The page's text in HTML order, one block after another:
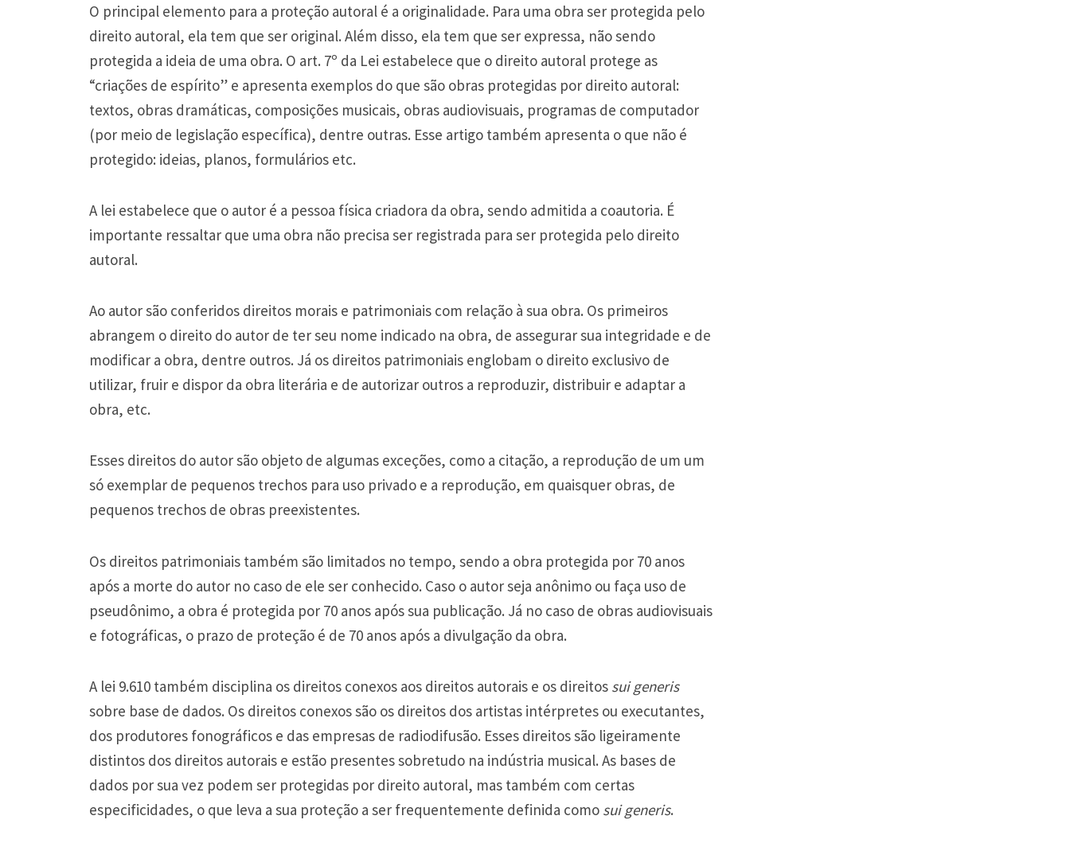
O principal elemento para a proteção autoral é a originalidade. Para uma obra ser protegida pelo
direito autoral, ela tem que ser original. Além disso, ela tem que ser expressa, não sendo
protegida a ideia de uma obra. O art. 7º da Lei estabelece que o direito autoral protege as
“criações de espírito” e apresenta exemplos do que são obras protegidas por direito autoral:
textos, obras dramáticas, composições musicais, obras audiovisuais, programas de computador
(por meio de legislação específica), dentre outras. Esse artigo também apresenta o que não é
protegido: ideias, planos, formulários etc.
A lei estabelece que o autor é a pessoa física criadora da obra, sendo admitida a coautoria. É
importante ressaltar que uma obra não precisa ser registrada para ser protegida pelo direito
autoral.
Ao autor são conferidos direitos morais e patrimoniais com relação à sua obra. Os primeiros
abrangem o direito do autor de ter seu nome indicado na obra, de assegurar sua integridade e de
modificar a obra, dentre outros. Já os direitos patrimoniais englobam o direito exclusivo de
utilizar, fruir e dispor da obra literária e de autorizar outros a reproduzir, distribuir e adaptar a
obra, etc.
Esses direitos do autor são objeto de algumas exceções, como a citação, a reprodução de um um
só exemplar de pequenos trechos para uso privado e a reprodução, em quaisquer obras, de
pequenos trechos de obras preexistentes.
Os direitos patrimoniais também são limitados no tempo, sendo a obra protegida por 70 anos
após a morte do autor no caso de ele ser conhecido. Caso o autor seja anônimo ou faça uso de
pseudônimo, a obra é protegida por 70 anos após sua publicação. Já no caso de obras audiovisuais
e fotográficas, o prazo de proteção é de 70 anos após a divulgação da obra.
A lei 9.610 também disciplina os direitos conexos aos direitos autorais e os direitos sui generis
sobre base de dados. Os direitos conexos são os direitos dos artistas intérpretes ou executantes,
dos produtores fonográficos e das empresas de radiodifusão. Esses direitos são ligeiramente
distintos dos direitos autorais e estão presentes sobretudo na indústria musical. As bases de
dados por sua vez podem ser protegidas por direito autoral, mas também com certas
especificidades, o que leva a sua proteção a ser frequentemente definida como sui generis.